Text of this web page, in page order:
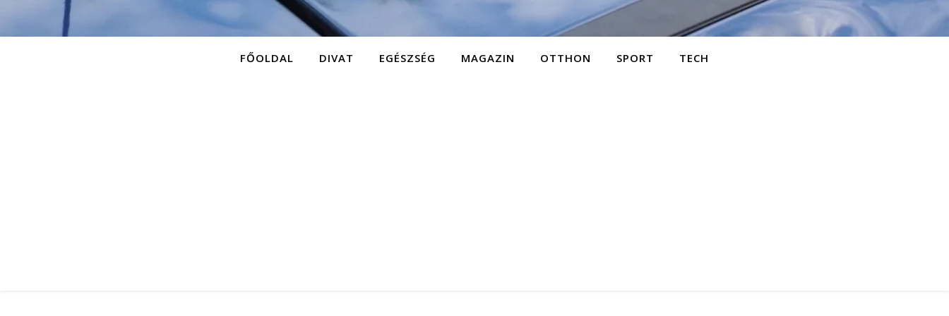
FŐOLDAL DIVAT EGÉSZSÉG MAGAZIN OTTHON SPORT TECH